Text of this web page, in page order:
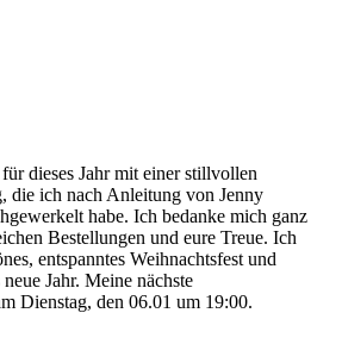
dieses Jahr mit einer stillvollen
die ich nach Anleitung von Jenny
habe. Ich bedanke mich ganz
Bestellungen und eure Treue. Ich
entspanntes Weihnachtsfest und
Jahr. Meine nächste
Dienstag, den 06.01 um 19:00.